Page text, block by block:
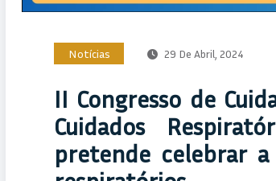
Notícias 29 De Abril, 2024
II Congresso de
Cuidados
pretende celebrar